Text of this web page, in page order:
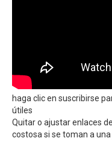
haga clic en suscribirse
útiles
Quitar o ajustar enlaces
costosa si se toman a